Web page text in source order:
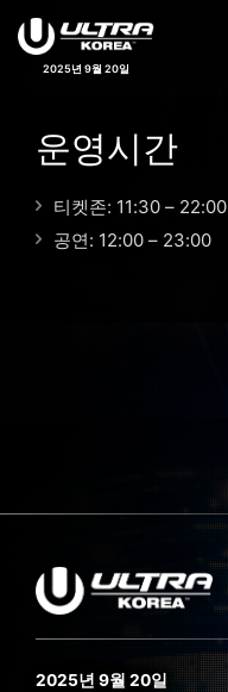
2025년 9월 20일
운영시간
티켓존: 11:30 – 22:00
공연: 12:00 – 23:00
2025년 9월 20일